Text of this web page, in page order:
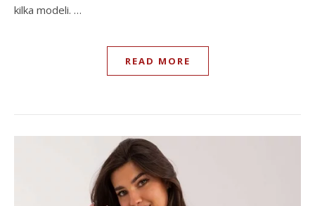
kilka modeli. …
READ MORE